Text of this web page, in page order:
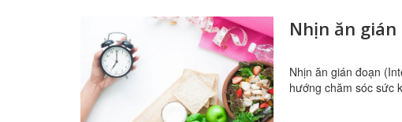
Nhịn ăn
Nhịn ăn gián đoạn
hướng chăm sóc sức